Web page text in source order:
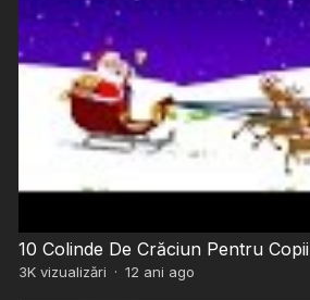
10 Colinde De Crăciun Pentru Copii
3Kvizualizări · 12 ani ago